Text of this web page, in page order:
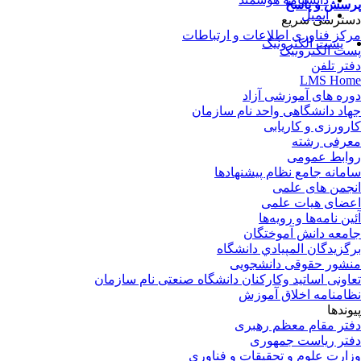
ایمیل
پست الکترونیک
پرسش و پاسخ
دسترسی سریع
مرکز فناوری اطلاعات و ارتباطات
پست الکترونیک
دفتر تلفن
LMS Home
دوره های آموزشی آزاد
جهاد دانشگاهی واحد نام سازمان
کارورزی و کاریابی
معرفی رشته
روابط عمومی
سامانه جامع نظام پیشنهادها
انجمن های علمی
اعضای هیات علمی
آئین نامه‌ها و رویه‌ها
جامعه دانش آموختگان
برگزيدگان المپيادي دانشگاه
منشور حقوقی دانشجویی
تعاونی اساتید وکارکنان دانشگاه صنعتی نام سازمان
نظامنامه اخلاق آموزش
پیوندها
دفتر مقام معظم رهبری
دفتر ریاست جمهوری
وزارت علوم و تحقیقات و فناوری